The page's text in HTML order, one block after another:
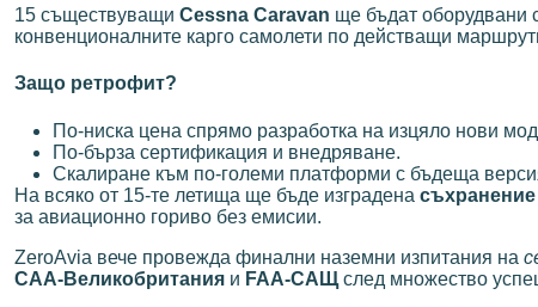
15 съществуващи Cessna Caravan ще бъдат оборудвани
конвенционалните карго самолети по действащи
Защо ретрофит?
По-ниска цена спрямо разработка на изцяло нови
По-бърза сертификация и внедряване.
Скалиране към по-големи платформи с бъдеща
На всяко от 15-те летища ще бъде изградена
за авиационно гориво без емисии.
ZeroAvia вече провежда финални наземни изпитания на
CAA-Великобритания и FAA-САЩслед множество